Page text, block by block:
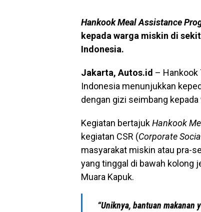
Hankook Meal Assistance
kepada warga miskin di
Indonesia.
Jakarta, Autos.id – Hankook
Indonesia menunjukkan
dengan gizi seimbang
Kegiatan bertajukHankook
kegiatan CSR (Corporate
masyarakat miskin atau pra-
yang tinggal di bawah kolong
Muara Kapuk.
“Uniknya, bantuan